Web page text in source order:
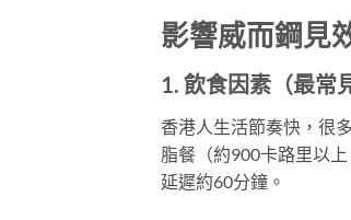
影響威而鋼見
1. 飲食因素（最常
香港人生活節奏快，很
脂餐（約900卡路里以
延遲約60分鐘。